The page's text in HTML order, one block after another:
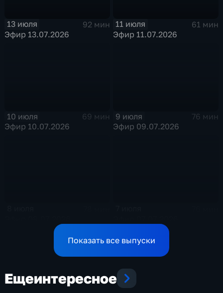
13 июля
92 мин
Эфир 13.07.2026
11 июля
61 мин
Эфир 11.07.2026
10 июля
69 мин
Эфир 10.07.2026
9 июля
76 мин
Эфир 09.07.2026
Показать все выпуски
Ещеинтересное